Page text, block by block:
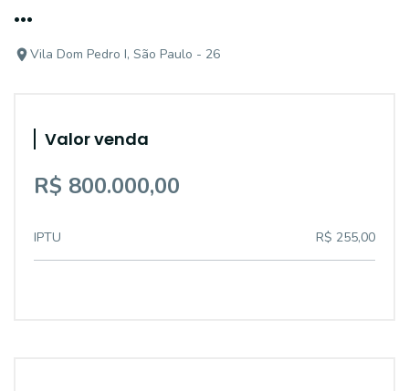
...
Vila Dom Pedro I, São Paulo - 26
Valor venda
R$ 800.000,00
IPTU R$ 255,00